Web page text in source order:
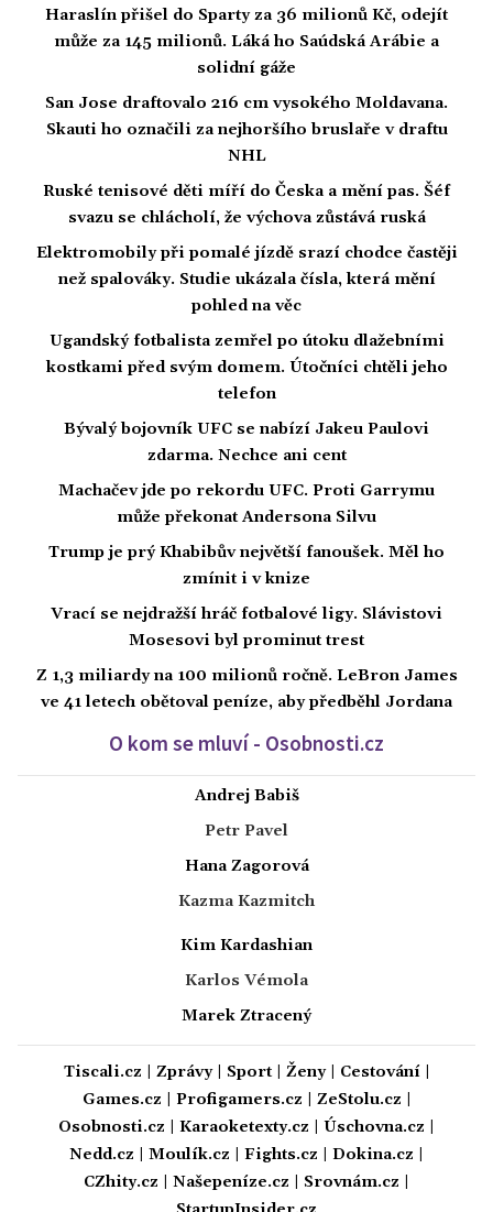
Haraslín přišel do Sparty za 36 milionů Kč, odejít
může za 145 milionů. Láká ho Saúdská Arábie a
solidní gáže
San Jose draftovalo 216 cm vysokého Moldavana.
Skauti ho označili za nejhoršího bruslaře v draftu
NHL
Ruské tenisové děti míří do Česka a mění pas. Šéf
svazu se chlácholí, že výchova zůstává ruská
Elektromobily při pomalé jízdě srazí chodce častěji
než spalováky. Studie ukázala čísla, která mění
pohled na věc
Ugandský fotbalista zemřel po útoku dlažebními
kostkami před svým domem. Útočníci chtěli jeho
telefon
Bývalý bojovník UFC se nabízí Jakeu Paulovi
zdarma. Nechce ani cent
Machačev jde po rekordu UFC. Proti Garrymu
může překonat Andersona Silvu
Trump je prý Khabibův největší fanoušek. Měl ho
zmínit i v knize
Vrací se nejdražší hráč fotbalové ligy. Slávistovi
Mosesovi byl prominut trest
Z 1,3 miliardy na 100 milionů ročně. LeBron James
ve 41 letech obětoval peníze, aby předběhl Jordana
O kom se mluví - Osobnosti.cz
Andrej Babiš
Petr Pavel
Hana Zagorová
Kazma Kazmitch
Kim Kardashian
Karlos Vémola
Marek Ztracený
Tiscali.cz Zprávy| Sport| Ženy| Cestování|
Games.cz
Profigamers.cz ZeStolu.cz
Osobnosti.cz
Karaoketexty.cz Úschovna.cz
Nedd.cz
Moulík.cz Fights.cz Dokina.cz
CZhity.cz
Našepeníze.cz Srovnám.cz